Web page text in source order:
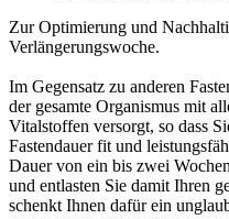
Zur Optimierung und
Verlängerungswoche.
Im Gegensatz zu anderen
der gesamte Organismus mit
Vitalstoffen versorgt, so dass
Fastendauer fit und
Dauer von ein bis zwei
und entlasten Sie damit Ihren
schenkt Ihnen dafür ein